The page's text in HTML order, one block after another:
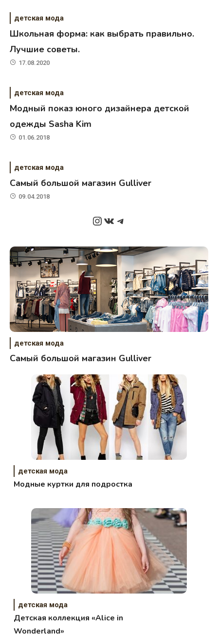
детская мода
Школьная форма: как выбрать правильно.
Лучшие советы.
17.08.2020
детская мода
Модный показ юного дизайнера детской
одежды Sasha Kim
01.06.2018
детская мода
Самый большой магазин Gulliver
09.04.2018
Instagram
ВКонтакте
Telegram
детская мода
Самый большой магазин Gulliver
детская мода
Модные куртки для подростка
детская мода
Детская коллекция «Alice in
Wonderland»